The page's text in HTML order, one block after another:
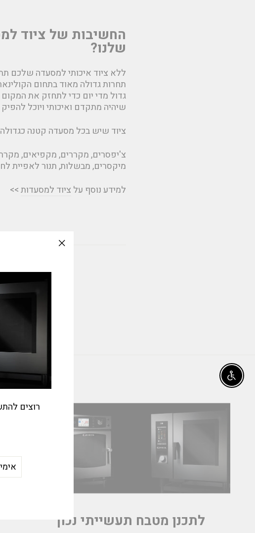
החשיבות של ציוד
שלנו?
ללא ציוד איכותי למסעדה שלכם
תחרות גדולה מאוד בתחום
גדול מדי יום כדי לתחזק את
שיהיה מתקדם ואיכותי ויוכל
ציוד שיש בכל מסעדה קטנה
צ'יפסרים, מקררים, מקפיאים,
מיקסרים, מבשלות, תנור לאפיית
למידע נוסף על ציוד למסעדות>>
לתכנן מטבח תעשייתי נכון
רוצים
Enable accessibility